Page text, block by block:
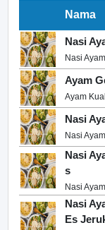
Nama
Nasi
Nasi
Ayam
Ayam
Nasi
Nasi
Nasi
s
Nasi Ayam
Nasi
Es